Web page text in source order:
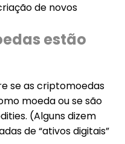
de novos
estão
se as criptomoedas
moeda ou se são
(Alguns dizem
de “ativos digitais”